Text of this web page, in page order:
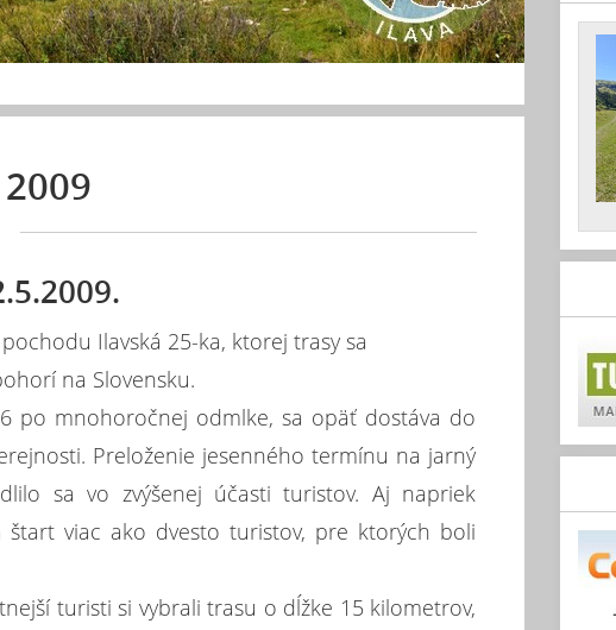
Ilavská 25-ka, ktorej trasy sa
na Slovensku.
po mnohoročnej odmlke, sa opäť dostáva do
Preloženie jesenného termínu na jarný
sa vo zvýšenej účasti turistov. Aj napriek
viac ako dvesto turistov, pre ktorých boli
turisti si vybrali trasu o dĺžke 15 kilometrov,